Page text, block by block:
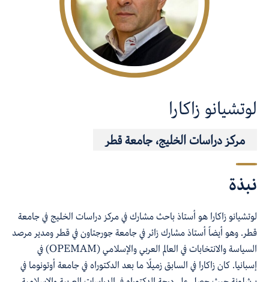
لوتشيانو زاكارا
مركز دراسات الخليج، جامعة قطر
نبذة
لوتشيانو زاكارا هو أستاذباحثمشاركفي مركز دراسات الخليج فيجامعة
قطر. وهو أيضاً أستاذ مشارك زائر في جامعةجورجتاونفي قطر ومدير مرصد
السياسة والانتخابات في العالم العربي والإسلامي(
OPEMAM
)في
إسبانيا. كانزاكارا في السابقزميلًا ما بعد الدكتوراه في جامعة أوتونوما في